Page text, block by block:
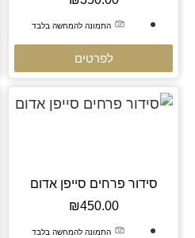
התמונה להמחשה בלבד
לפרטים
סידור פרחים סייפן אדום
₪450.00
התמונה להמחשה בלבד